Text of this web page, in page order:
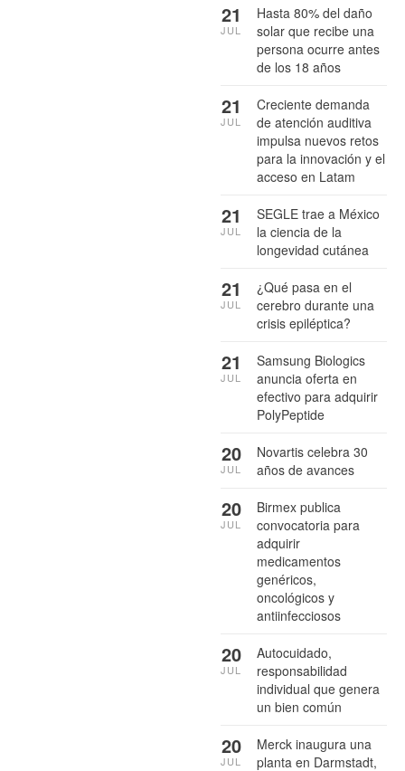
Hasta 80% del daño
solar que recibe una
persona ocurre antes
de los 18 años
21
JUL
Creciente demanda
de atención auditiva
impulsa nuevos retos
para la innovación y el
acceso en Latam
21
JUL
SEGLE trae a México
la ciencia de la
longevidad cutánea
21
JUL
¿Qué pasa en el
cerebro durante una
crisis epiléptica?
21
JUL
Samsung Biologics
anuncia oferta en
efectivo para adquirir
PolyPeptide
21
JUL
Novartis celebra 30
años de avances
20
JUL
Birmex publica
convocatoria para
adquirir
medicamentos
genéricos,
oncológicos y
antiinfecciosos
20
JUL
Autocuidado,
responsabilidad
individual que genera
un bien común
20
JUL
Merck inaugura una
planta en Darmstadt,
20
JUL